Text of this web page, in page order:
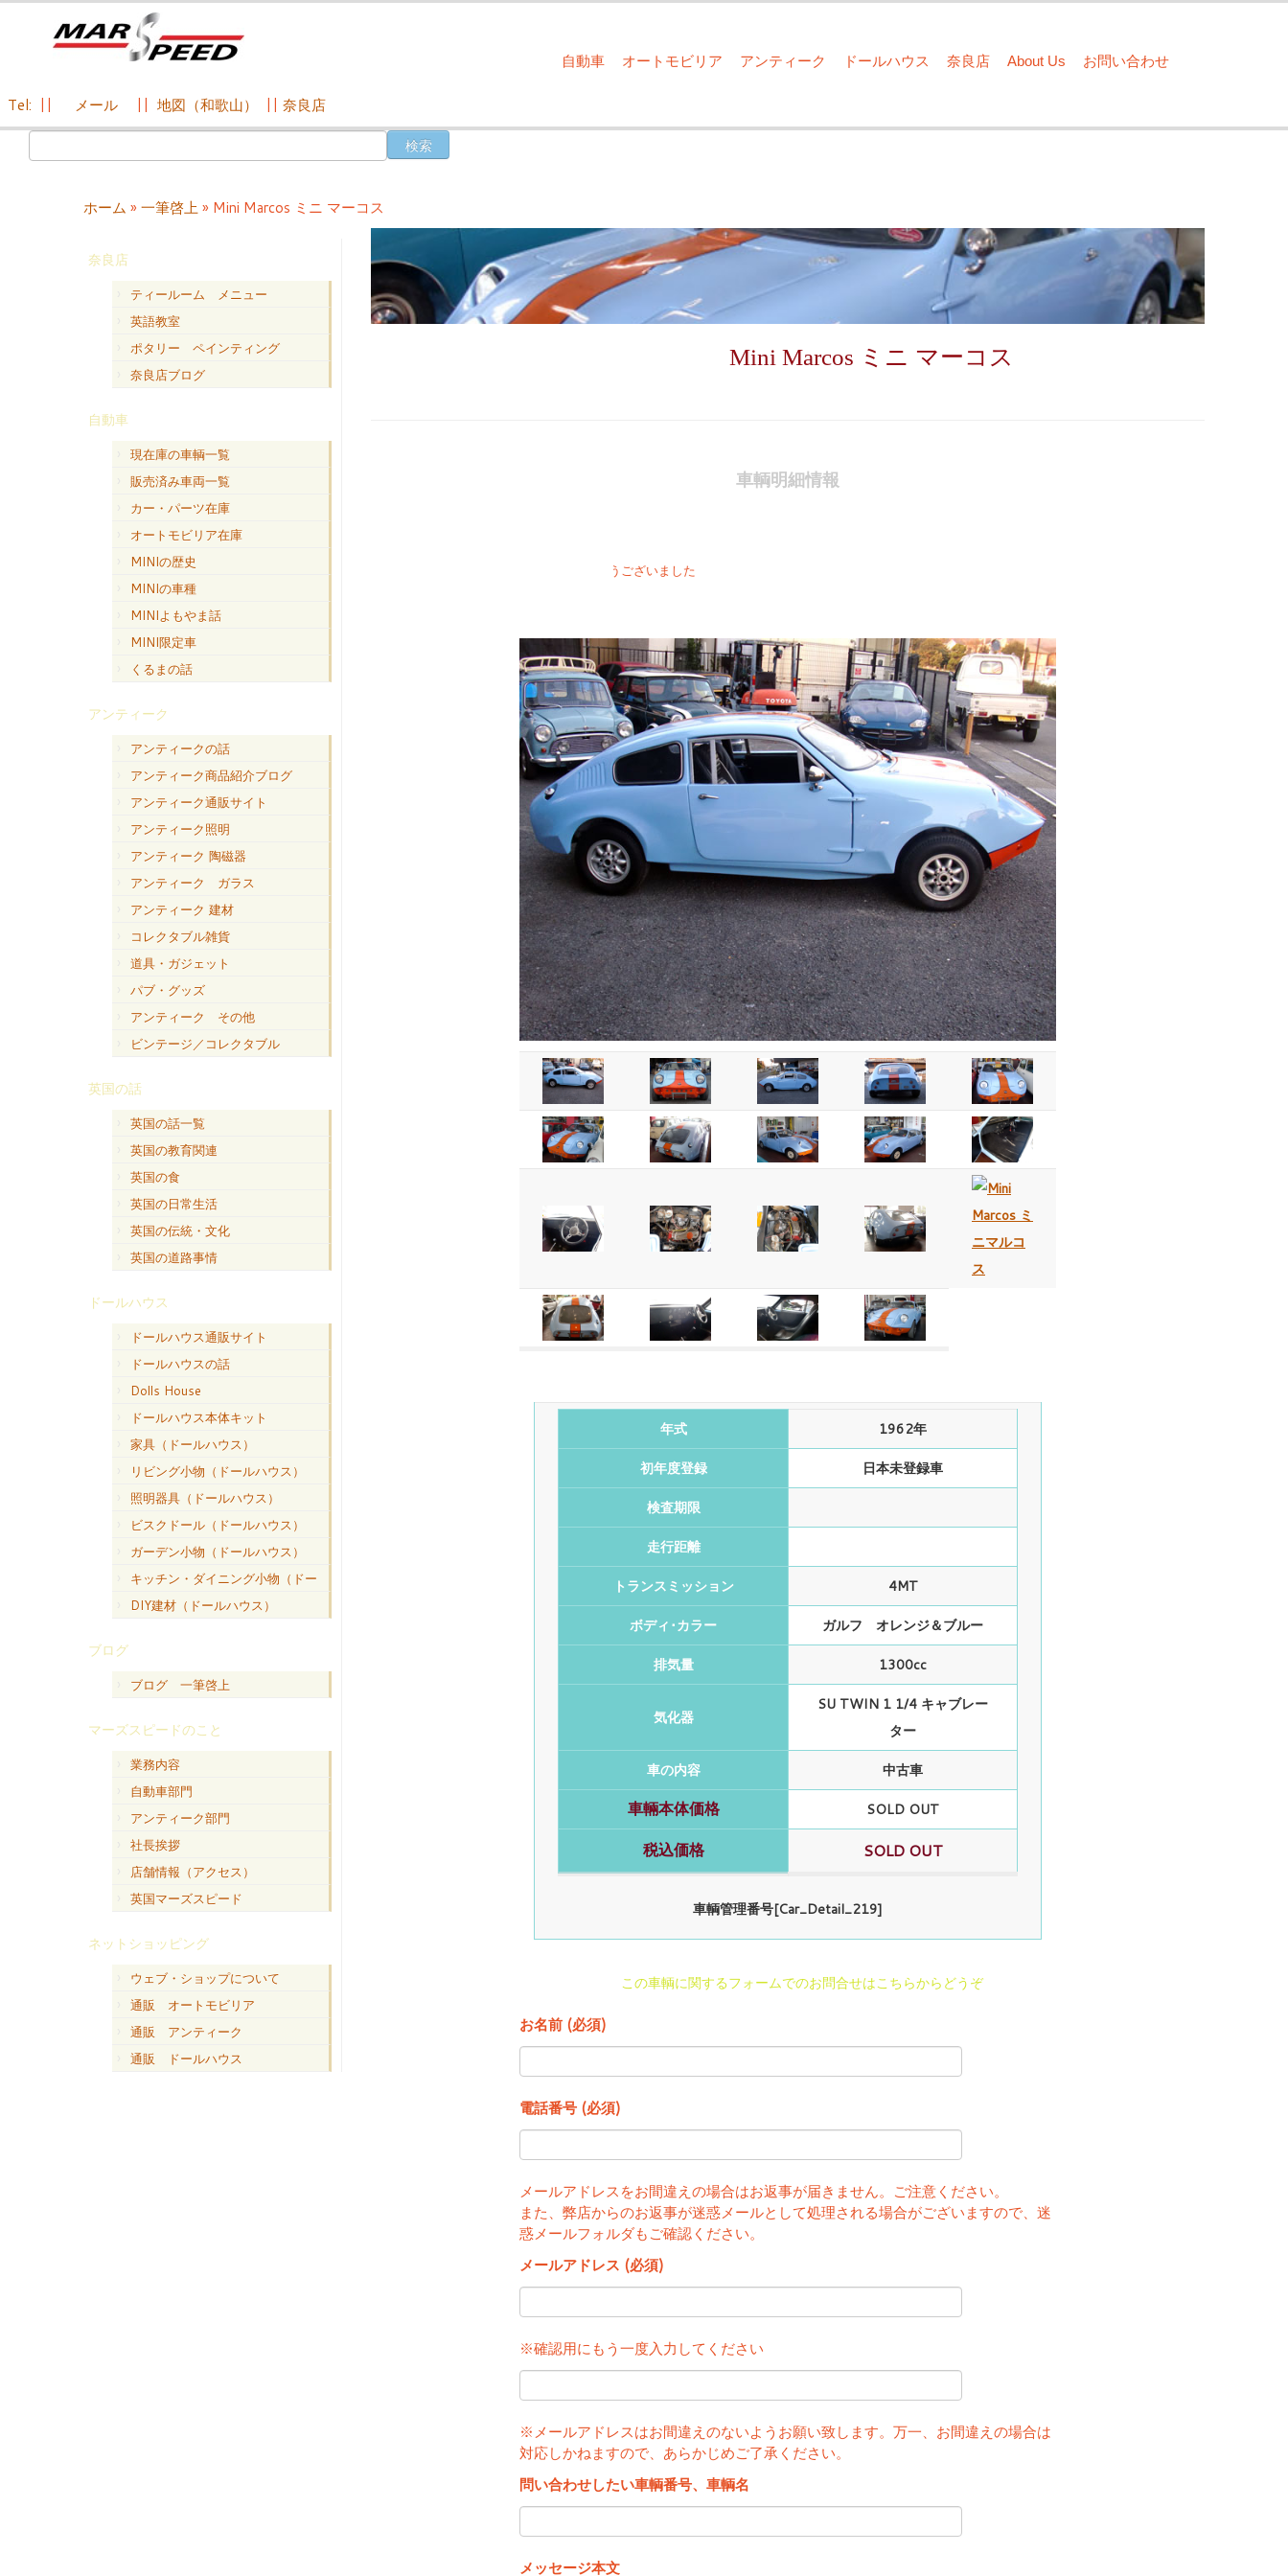
自動車 オートモビリア アンティーク ドールハウス 奈良店 About Us お問い合わせ
Tel: メール 地図（和歌山） 奈良店
索:
ホーム » 一筆啓上» Mini Marcos ミニ マーコス
奈良店
ティールーム メニュー
英語教室
ポタリー ペインティング
奈良店ブログ
自動車
現在庫の車輌一覧
販売済み車両一覧
カー・パーツ在庫
オートモビリア在庫
MINIの歴史
MINIの車種
MINIよもやま話
MINI限定車
くるまの話
アンティーク
アンティークの話
アンティーク商品紹介ブログ
アンティーク通販サイト
アンティーク照明
アンティーク 陶磁器
アンティーク ガラス
アンティーク 建材
コレクタブル雑貨
道具・ガジェット
パブ・グッズ
アンティーク その他
ビンテージ／コレクタブル
英国の話
英国の話一覧
英国の教育関連
英国の食
英国の日常生活
英国の伝統・文化
英国の道路事情
ドールハウス
ドールハウス通販サイト
ドールハウスの話
Dolls House
ドールハウス本体キット
家具（ドールハウス）
リビング小物（ドールハウス）
照明器具（ドールハウス）
ビスクドール（ドールハウス）
ガーデン小物（ドールハウス）
キッチン・ダイニング小物（ドー
ルハウス）
DIY建材（ドールハウス）
ブログ
ブログ 一筆啓上
マーズスピードのこと
業務内容
自動車部門
アンティーク部門
社長挨拶
店舗情報（アクセス）
英国マーズスピード
ネットショッピング
ウェブ・ショップについて
通販 オートモビリア
通販 アンティーク
通販 ドールハウス
Mini Marcos ミニ マーコス
車輌明細情報
お買い上げ有り難うございました
年式 1962年
初年度登録 日本未登録車
検査期限
走行距離
トランスミッション 4MT
ボディ･カラー ガルフ オレンジ＆ブルー
排気量 1300cc
気化器
SU TWIN 1 1/4 キャブレー
ター
車の内容 中古車
車輛本体価格 SOLD OUT
税込価格 SOLD OUT
車輌管理番号[Car_Detail_219]
この車輌に関するフォームでのお問合せはこちらからどうぞ
お名前 (必須)
電話番号 (必須)
メールアドレスをお間違えの場合はお返事が届きません。ご注意ください。
また、弊店からのお返事が迷惑メールとして処理される場合がございますので、迷
惑メールフォルダもご確認ください。
メールアドレス (必須)
※確認用にもう一度入力してください
※メールアドレスはお間違えのないようお願い致します。万一、お間違えの場合は
対応しかねますので、あらかじめご了承ください。
問い合わせしたい車輌番号、車輌名
メッセージ本文